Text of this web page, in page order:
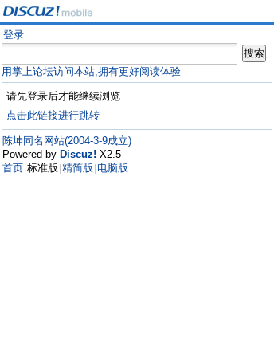
登录
用掌上论坛访问本站,拥有更好阅读体验
请先登录后才能继续浏览
点击此链接进行跳转
陈坤同名网站(2004-3-9成立)
Powered by Discuz! X2.5
首页 标准版 精简版 电脑版